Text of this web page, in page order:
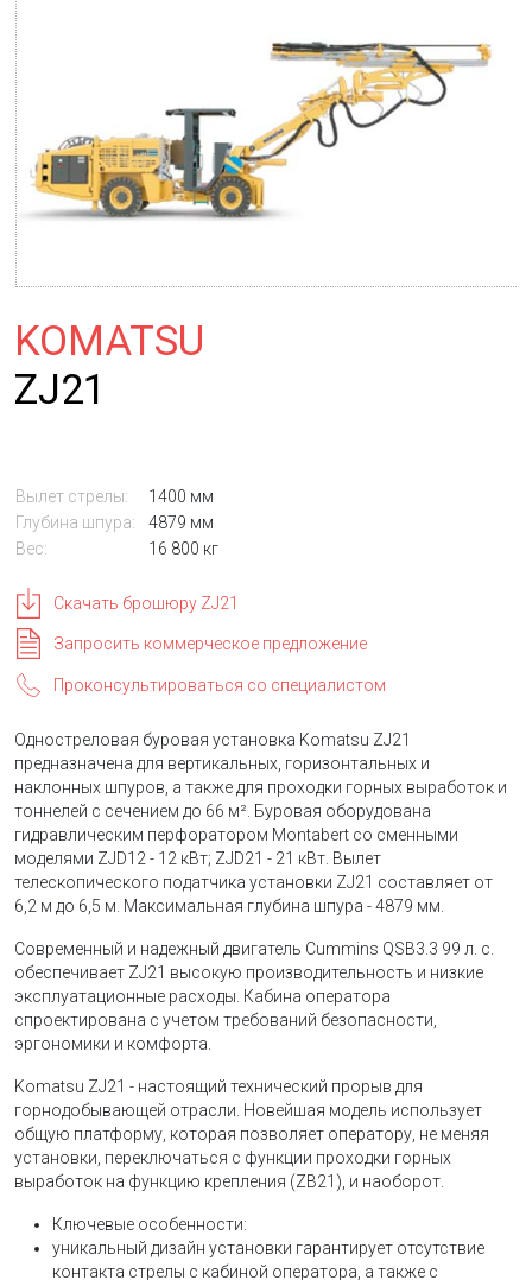
KOMATSU
ZJ21
Вылет стрелы:
1400 мм
Глубина шпура:
4879 мм
Вес:
16 800 кг
Скачать брошюру ZJ21
Запросить коммерческое предложение
Проконсультироваться со специалистом
Одностреловая буровая установка Komatsu ZJ21
предназначена для вертикальных, горизонтальных и
наклонных шпуров, а также для проходки горных выработок и
тоннелей с сечением до 66 м². Буровая оборудована
гидравлическим перфоратором Montabert со сменными
моделями ZJD12 - 12 кВт; ZJD21 - 21 кВт. Вылет
телескопического податчика установки ZJ21 составляет от
6,2 м до 6,5 м. Максимальная глубина шпура - 4879 мм.
Современный и надежный двигатель Cummins QSB3.3 99 л. с.
обеспечивает ZJ21 высокую производительность и низкие
эксплуатационные расходы. Кабина оператора
спроектирована с учетом требований безопасности,
эргономики и комфорта.
Komatsu ZJ21 - настоящий технический прорыв для
горнодобывающей отрасли. Новейшая модель использует
общую платформу, которая позволяет оператору, не меняя
установки, переключаться с функции проходки горных
выработок на функцию крепления (ZB21), и наоборот.
Ключевые особенности:
уникальный дизайн установки гарантирует отсутствие
контакта стрелы с кабиной оператора, а также с